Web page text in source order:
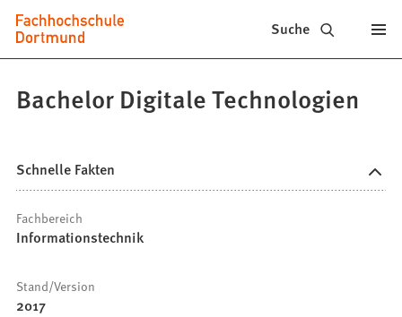
Inhalt anspringen
Fachhochschule
Dortmund
-
Studiengänge,
Bewerbung
Suche
Bachelor Digitale Technologien
Schnelle Fakten
Fachbereich
Informationstechnik
Stand/Version
2017